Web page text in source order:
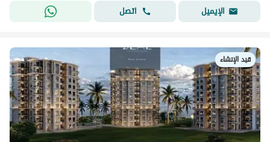
الإيميل
اتصل
قيد الإنشاء